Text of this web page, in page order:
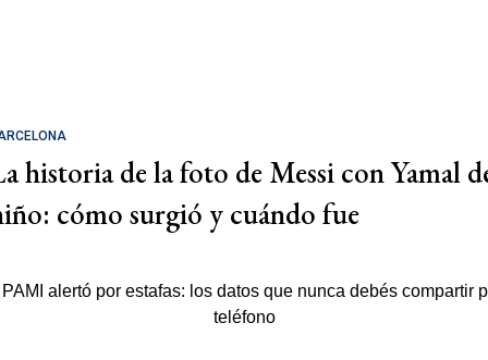
historia de la foto de Messi con Yamal
cómo surgió y cuándo fue